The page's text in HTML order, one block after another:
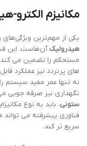
مکانیزم الکترو-
یکی از مهم‌ترین
هیدرولیکآن‌هاست. این
مستحکم را تضمین می
های پرتردد نیز عملکرد
نه تنها عمر مفید سیستم
نگهداری نیز صرفه جویی
ستونی، باید به نوع
فناوری پیشرفته می تواند
سریع تر کند.